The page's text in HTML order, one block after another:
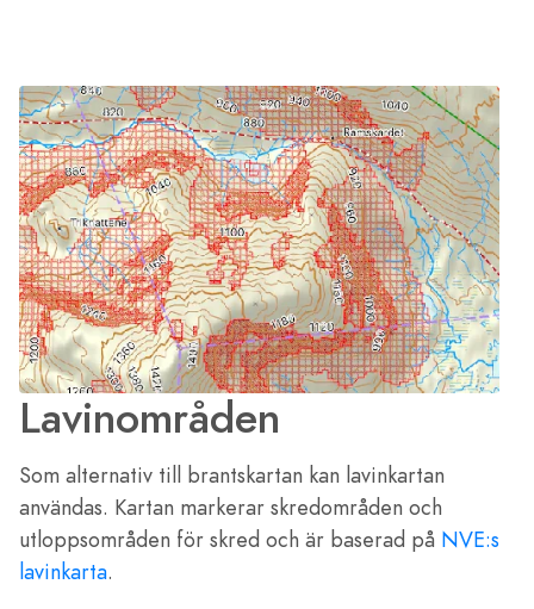
Lavinområden
Som alternativ till brantskartan kan lavinkartan
användas. Kartan markerar skredområden och
utloppsområden för skred och är baserad på NVE:s
lavinkarta.